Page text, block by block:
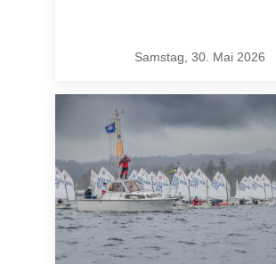
Samstag, 30. Mai 2026